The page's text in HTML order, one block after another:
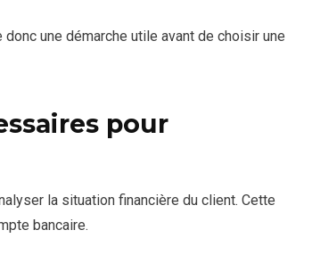
une démarche utile avant de choisir une
pour
la situation financière du client. Cette
bancaire.